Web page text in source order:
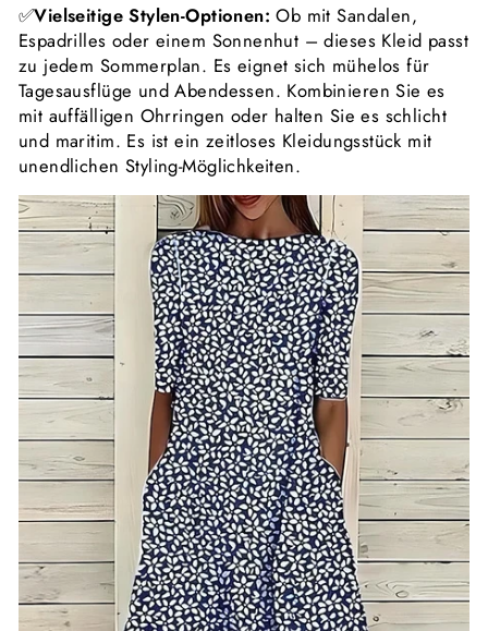
✅Vielseitige Stylen-Optionen: Ob mit Sandalen,
Espadrilles oder einem Sonnenhut – dieses Kleid passt
zu jedem Sommerplan. Es eignet sich mühelos für
Tagesausflüge und Abendessen. Kombinieren Sie es
mit auffälligen Ohrringen oder halten Sie es schlicht
und maritim. Es ist ein zeitloses Kleidungsstück mit
unendlichen Styling-Möglichkeiten.